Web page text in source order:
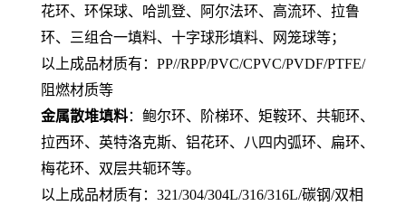
花环、环保球、哈凯登、阿尔法环、高流环、拉鲁
环、三组合一填料、十字球形填料、网笼球等；
以上成品材质有：PP//RPP/PVC/CPVC/PVDF/PTFE/
阻燃材质等
金属散堆填料：鲍尔环、阶梯环、矩鞍环、共轭环、
拉西环、英特洛克斯、铝花环、八四内弧环、扁环、
梅花环、双层共轭环等。
以上成品材质有：321/304/304L/316/316L/碳钢/双相